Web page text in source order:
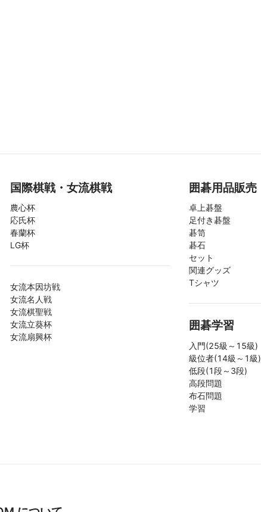
国際棋戦・女流棋戦
農心杯
応氏杯
春蘭杯
LG杯
女流本因坊戦
女流名人戦
女流棋聖戦
女流立葵杯
女流扇興杯
囲碁用品販売
卓上碁盤
足付き碁盤
碁笥
碁石
セット
関連グッズ
Tシャツ
囲碁学習
入門(25級～15級)
級位者(14級～1級)
低段(1段～3段)
高段問題
布石問題
学習